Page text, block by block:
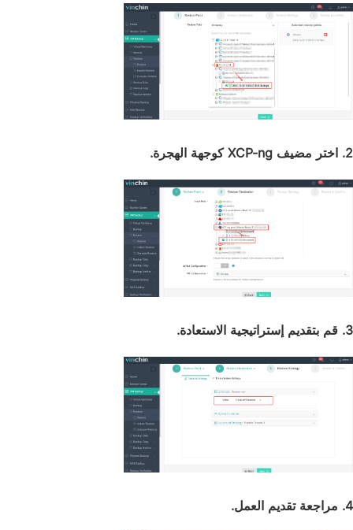
2. اختر مضيف XCP-ng كوجهة الهجرة.
3. قم بتقديم إستراتيجية الاستعادة.
4. مراجعة تقديم العمل.